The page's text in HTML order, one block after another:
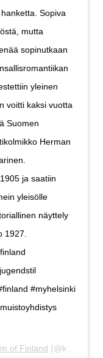
Sopiva
mutta
sopinutkaan
yleinen
voitti kaksi vuotta
Suomen
Herman
ja saatiin
yleisölle
näyttely
1927.
#myhelsinki
of Finland (@kansallismuseo) on